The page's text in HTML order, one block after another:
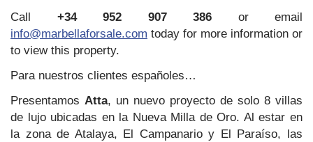
Call +34 952 907 386 or email
info@marbellaforsale.com today for more information or
to view this property.
Para nuestros clientes españoles…
Presentamos Atta, un nuevo proyecto de solo 8 villas
de lujo ubicadas en la Nueva Milla de Oro. Al estar en
la zona de Atalaya, El Campanario y El Paraíso, las